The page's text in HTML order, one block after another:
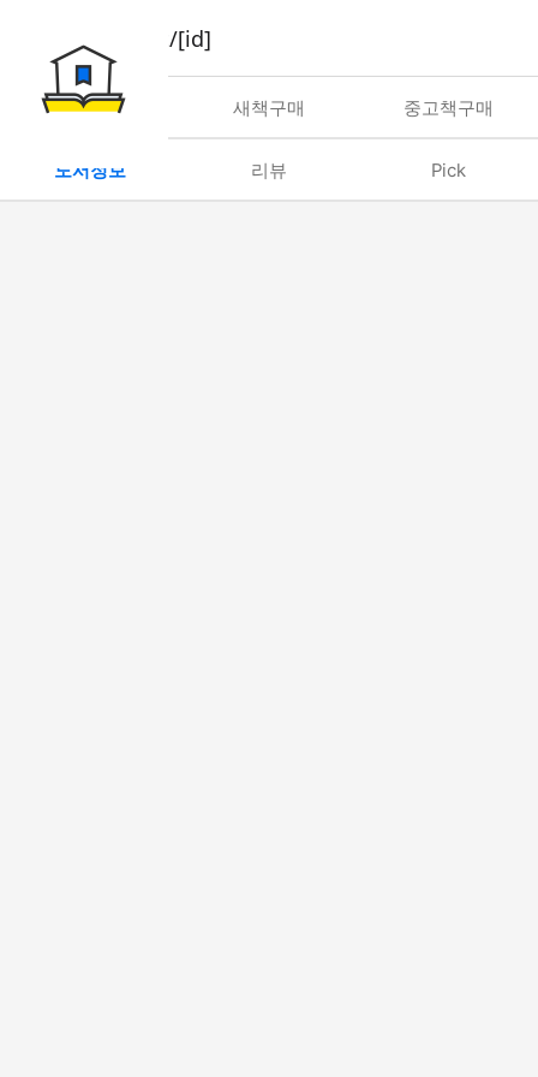
book/rent/[id]
대여 새책구매 중고책구매
도서정보 리뷰 Pick